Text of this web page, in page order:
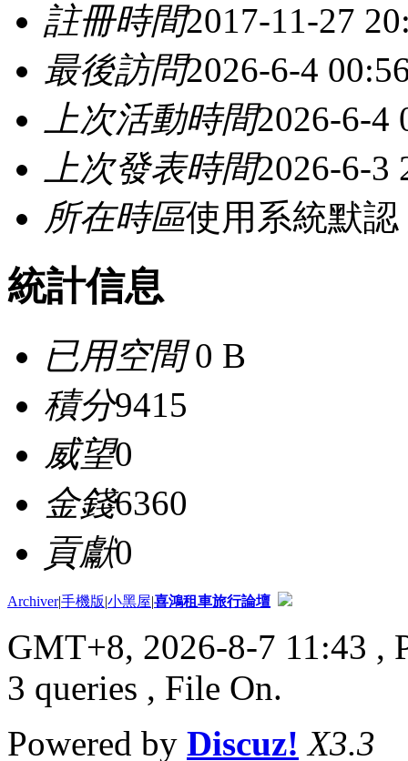
註冊時間2017-11-27
最後訪問2026-6-4
上次活動時間2026-6-4
上次發表時間2026-6-3
所在時區使用系統默認
統計信息
已用空間0 B
積分9415
威望0
金錢6360
貢獻0
Archiver|手機版|小黑屋|喜鴻租車旅行論壇
GMT+8, 2026-8-7 11:43 ,
3 queries , File On.
Powered by Discuz! X3.3